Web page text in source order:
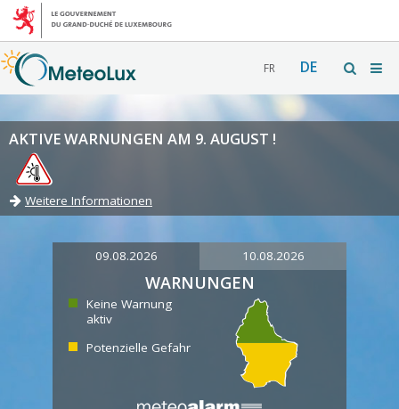
FR DE
AKTIVE WARNUNGEN AM 9. AUGUST !
Weitere Informationen
09.08.2026 10.08.2026
WARNUNGEN
Keine Warnung
aktiv
Potenzielle Gefahr